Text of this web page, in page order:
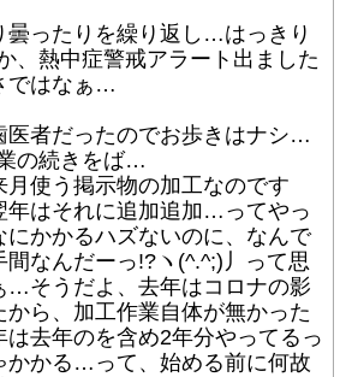
ったりを繰り返し…はっきり
、熱中症警戒アラート出ました
ではなぁ…
者だったのでお歩きはナシ…
の続きをば…
使う掲示物の加工なのです
はそれに追加追加…ってやっ
にかかるハズないのに、なんで
なんだーっ!?ヽ(^.^;)丿って思
そうだよ、去年はコロナの影
ら、加工作業自体が無かった
去年のを含め2年分やってるっ
かる…って、始める前に何故